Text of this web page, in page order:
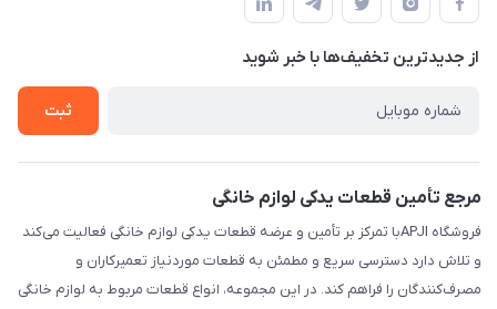
لیست محصولات
درباره ما
حریم خصوصی
راهنما
از جدید‌ترین تخفیف‌ها با‌ خبر شوید
ثبت
مرجع تأمین قطعات یدکی لوازم خانگی
فروشگاه APJIبا تمرکز بر تأمین و عرضه قطعات یدکی لوازم خانگی فعالیت می‌کند
و تلاش دارد دسترسی سریع و مطمئن به قطعات موردنیاز تعمیرکاران و
مصرف‌کنندگان را فراهم کند. در این مجموعه، انواع قطعات مربوط به لوازم خانگی